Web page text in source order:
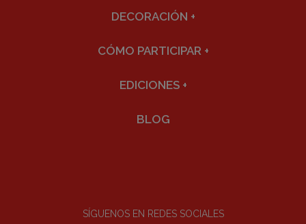
DECORACIÓN +
CÓMO PARTICIPAR +
EDICIONES +
BLOG
SÍGUENOS EN REDES SOCIALES